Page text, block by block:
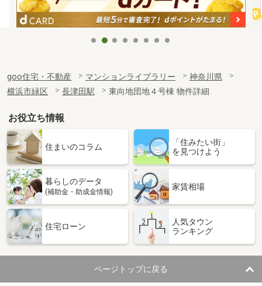
goo住宅・不動産 マンションライブラリー
神奈川県
横浜市緑区
長津田駅 東向地団地４号棟 物件詳細
お役立ち情報
住まいのコラム
「住みたい街」
を見つけよう
暮らしのデータ
(補助金・助成金情報)
家賃相場
住宅ローン
人気タウン
ランキング
ページトップに戻る